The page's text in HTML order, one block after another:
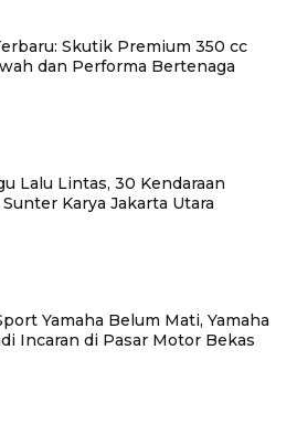
Skutik Premium 350 cc
dan Performa Bertenaga
Lalu Lintas, 30 Kendaraan
Karya Jakarta Utara
Yamaha Belum Mati, Yamaha
Incaran di Pasar Motor Bekas